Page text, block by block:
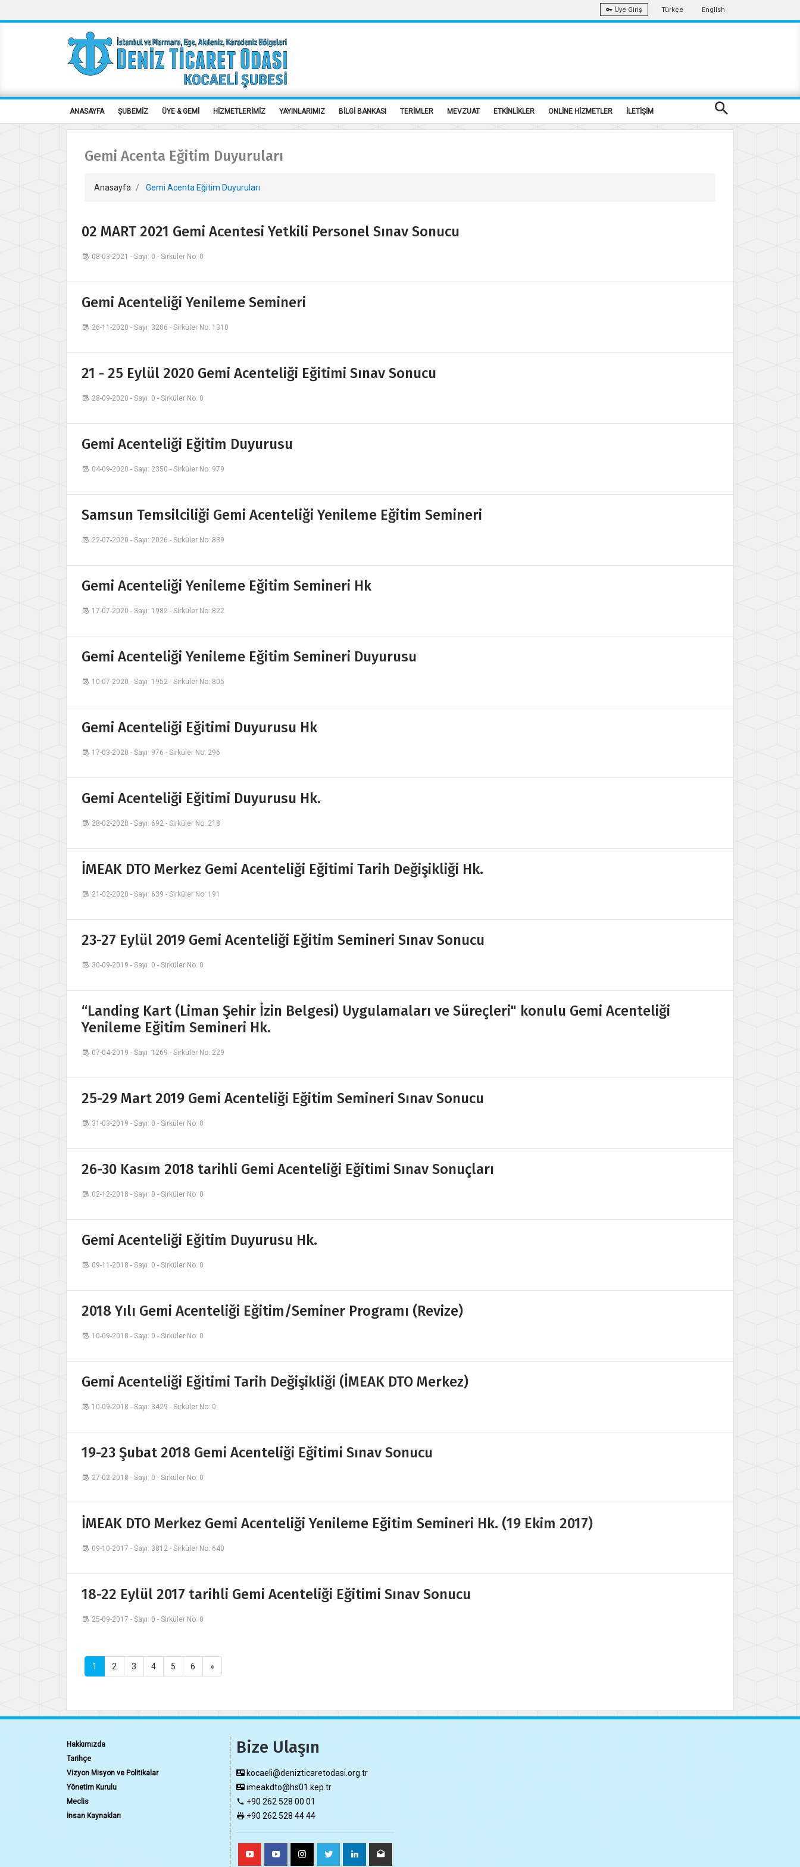
Üye Giriş Türkçe English
ANASAYFA ŞUBEMİZ ÜYE & GEMİ HİZMETLERİMİZ YAYINLARIMIZ BİLGİ BANKASI TERİMLER MEVZUAT ETKİNLİKLER ONLİNE HİZMETLER İLETİŞİM
Gemi Acenta Eğitim Duyuruları
Anasayfa Gemi Acenta Eğitim Duyuruları
02 MART 2021 Gemi Acentesi Yetkili Personel Sınav Sonucu
08-03-2021 - Sayı: 0 - Sirküler No: 0
Gemi Acenteliği Yenileme Semineri
26-11-2020 - Sayı: 3206 - Sirküler No: 1310
21 - 25 Eylül 2020 Gemi Acenteliği Eğitimi Sınav Sonucu
28-09-2020 - Sayı: 0 - Sirküler No: 0
Gemi Acenteliği Eğitim Duyurusu
04-09-2020 - Sayı: 2350 - Sirküler No: 979
Samsun Temsilciliği Gemi Acenteliği Yenileme Eğitim Semineri
22-07-2020 - Sayı: 2026 - Sirküler No: 839
Gemi Acenteliği Yenileme Eğitim Semineri Hk
17-07-2020 - Sayı: 1982 - Sirküler No: 822
Gemi Acenteliği Yenileme Eğitim Semineri Duyurusu
10-07-2020 - Sayı: 1952 - Sirküler No: 805
Gemi Acenteliği Eğitimi Duyurusu Hk
17-03-2020 - Sayı: 976 - Sirküler No: 296
Gemi Acenteliği Eğitimi Duyurusu Hk.
28-02-2020 - Sayı: 692 - Sirküler No: 218
İMEAK DTO Merkez Gemi Acenteliği Eğitimi Tarih Değişikliği Hk.
21-02-2020 - Sayı: 639 - Sirküler No: 191
23-27 Eylül 2019 Gemi Acenteliği Eğitim Semineri Sınav Sonucu
30-09-2019 - Sayı: 0 - Sirküler No: 0
“Landing Kart (Liman Şehir İzin Belgesi) Uygulamaları ve Süreçleri" konulu Gemi Acenteliği
Yenileme Eğitim Semineri Hk.
07-04-2019 - Sayı: 1269 - Sirküler No: 229
25-29 Mart 2019 Gemi Acenteliği Eğitim Semineri Sınav Sonucu
31-03-2019 - Sayı: 0 - Sirküler No: 0
26-30 Kasım 2018 tarihli Gemi Acenteliği Eğitimi Sınav Sonuçları
02-12-2018 - Sayı: 0 - Sirküler No: 0
Gemi Acenteliği Eğitim Duyurusu Hk.
09-11-2018 - Sayı: 0 - Sirküler No: 0
2018 Yılı Gemi Acenteliği Eğitim/Seminer Programı (Revize)
10-09-2018 - Sayı: 0 - Sirküler No: 0
Gemi Acenteliği Eğitimi Tarih Değişikliği (İMEAK DTO Merkez)
10-09-2018 - Sayı: 3429 - Sirküler No: 0
19-23 Şubat 2018 Gemi Acenteliği Eğitimi Sınav Sonucu
27-02-2018 - Sayı: 0 - Sirküler No: 0
İMEAK DTO Merkez Gemi Acenteliği Yenileme Eğitim Semineri Hk. (19 Ekim 2017)
09-10-2017 - Sayı: 3812 - Sirküler No: 640
18-22 Eylül 2017 tarihli Gemi Acenteliği Eğitimi Sınav Sonucu
25-09-2017 - Sayı: 0 - Sirküler No: 0
1 2 3 4 5 6 »
Hakkımızda
Tarihçe
Vizyon Misyon ve Politikalar
Yönetim Kurulu
Meclis
İnsan Kaynakları
Bize Ulaşın
kocaeli@denizticaretodasi.org.tr
imeakdto@hs01.kep.tr
+90 262 528 00 01
+90 262 528 44 44